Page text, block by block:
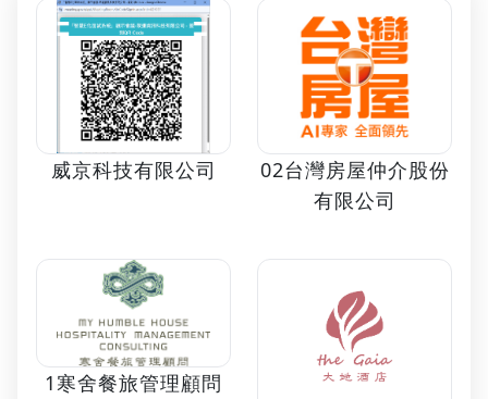
威京科技有限公司
02台灣房屋仲介股份
有限公司
1寒舍餐旅管理顧問